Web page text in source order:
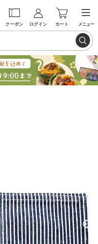
クーポン ログイン カート メニュー